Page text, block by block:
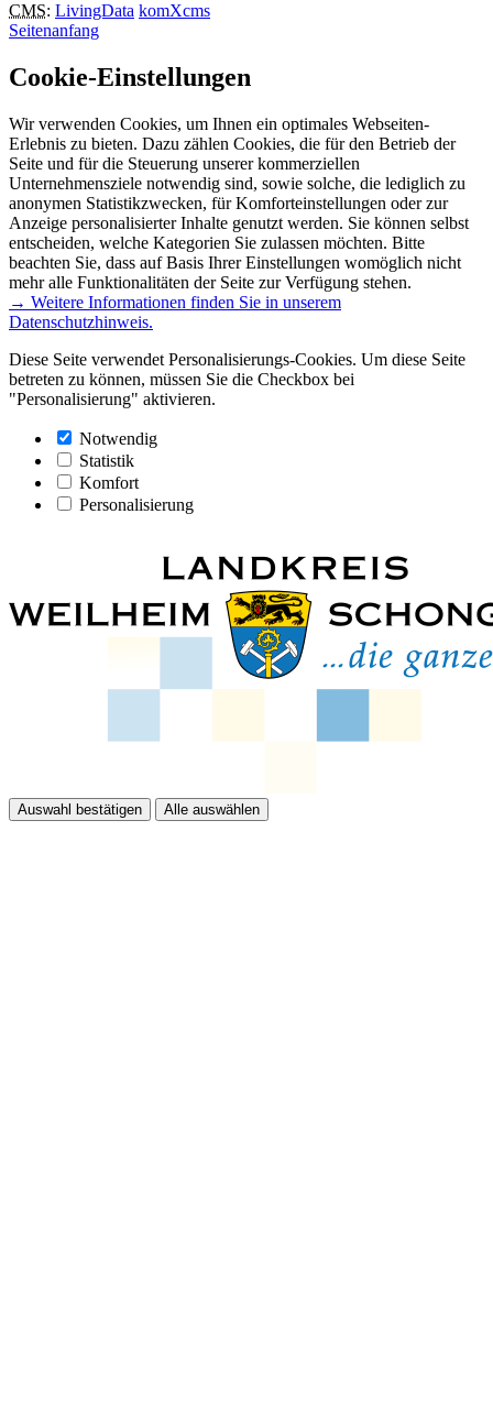
CMS: LivingData komXcms
Seitenanfang
Cookie-Einstellungen
Wir verwenden Cookies, um Ihnen ein optimales Webseiten-
Erlebnis zu bieten. Dazu zählen Cookies, die für den Betrieb der
Seite und für die Steuerung unserer kommerziellen
Unternehmensziele notwendig sind, sowie solche, die lediglich zu
anonymen Statistikzwecken, für Komforteinstellungen oder zur
Anzeige personalisierter Inhalte genutzt werden. Sie können selbst
entscheiden, welche Kategorien Sie zulassen möchten. Bitte
beachten Sie, dass auf Basis Ihrer Einstellungen womöglich nicht
mehr alle Funktionalitäten der Seite zur Verfügung stehen.
→ Weitere Informationen finden Sie in unserem
Datenschutzhinweis.
Diese Seite verwendet Personalisierungs-Cookies. Um diese Seite
betreten zu können, müssen Sie die Checkbox bei
"Personalisierung" aktivieren.
Notwendig
Statistik
Komfort
Personalisierung
Auswahl bestätigen Alle auswählen